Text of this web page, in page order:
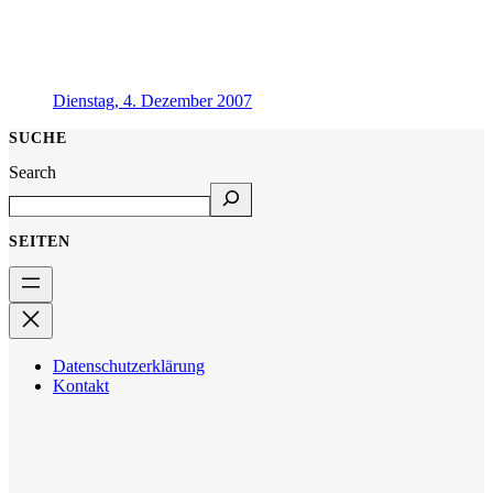
Dienstag, 4. Dezember 2007
SUCHE
Search
SEITEN
Datenschutzerklärung
Kontakt